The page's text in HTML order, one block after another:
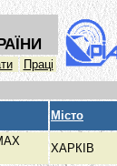
Праці
Місто
ХАРКІВ